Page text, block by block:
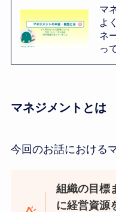
マ
よ
ネ
っ
マネジメントとは
今回のお話における
組織の目標
に経営資源